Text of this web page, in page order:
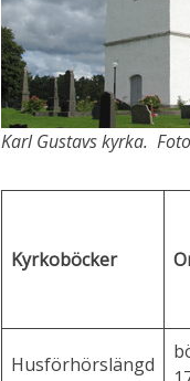
Karl Gustavs kyrka.
Kyrkoböcker
Husförhörslängd